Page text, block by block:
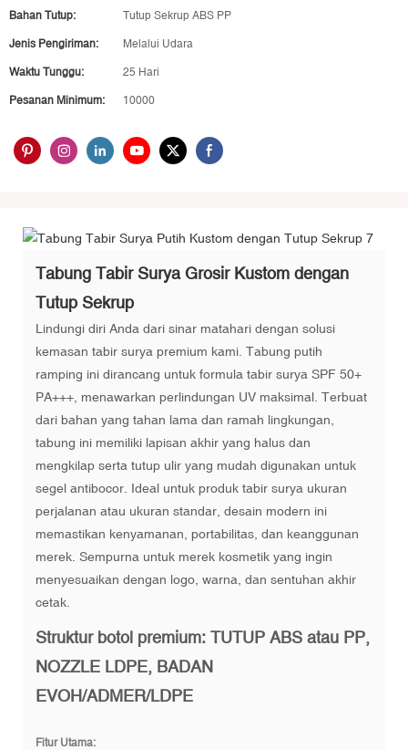
Bahan Tutup: Tutup Sekrup ABS PP
Jenis Pengiriman: Melalui Udara
Waktu Tunggu: 25 Hari
Pesanan Minimum: 10000
Tabung Tabir Surya Grosir Kustom dengan
Tutup Sekrup
Lindungi diri Anda dari sinar matahari dengan solusi
kemasan tabir surya premium kami. Tabung putih
ramping ini dirancang untuk formula tabir surya SPF 50+
PA+++, menawarkan perlindungan UV maksimal. Terbuat
dari bahan yang tahan lama dan ramah lingkungan,
tabung ini memiliki lapisan akhir yang halus dan
mengkilap serta tutup ulir yang mudah digunakan untuk
segel antibocor. Ideal untuk produk tabir surya ukuran
perjalanan atau ukuran standar, desain modern ini
memastikan kenyamanan, portabilitas, dan keanggunan
merek. Sempurna untuk merek kosmetik yang ingin
menyesuaikan dengan logo, warna, dan sentuhan akhir
cetak.
Struktur botol premium: TUTUP ABS atau PP,
NOZZLE LDPE, BADAN
EVOH/ADMER/LDPE
Fitur Utama: